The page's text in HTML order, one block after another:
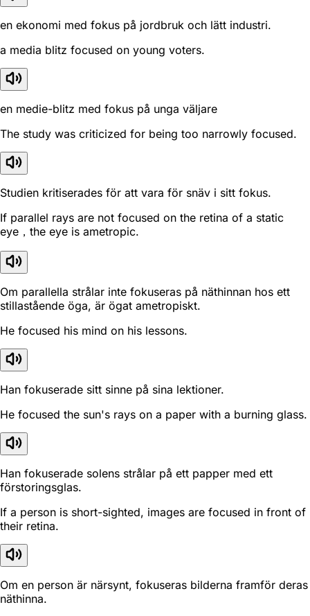
en ekonomi med fokus på jordbruk och lätt industri.
a media blitz focused on young voters.
en medie-blitz med fokus på unga väljare
The study was criticized for being too narrowly focused.
Studien kritiserades för att vara för snäv i sitt fokus.
If parallel rays are not focused on the retina of a static
eye，the eye is ametropic.
Om parallella strålar inte fokuseras på näthinnan hos ett
stillastående öga, är ögat ametropiskt.
He focused his mind on his lessons.
Han fokuserade sitt sinne på sina lektioner.
He focused the sun's rays on a paper with a burning glass.
Han fokuserade solens strålar på ett papper med ett
förstoringsglas.
If a person is short-sighted, images are focused in front of
their retina.
Om en person är närsynt, fokuseras bilderna framför deras
näthinna.